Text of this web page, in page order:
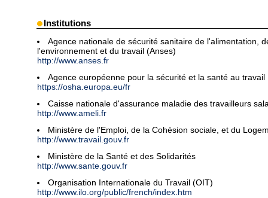
Institutions
Agence nationale de sécurité sanitaire de l'alimentation,
l'environnement et du travail (Anses)
http://www.anses.fr
Agence européenne pour la sécurité et la santé au travail
https://osha.europa.eu/fr
Caisse nationale d'assurance maladie des travailleurs
http://www.ameli.fr
Ministère de l'Emploi, de la Cohésion sociale, et du
http://www.travail.gouv.fr
Ministère de la Santé et des Solidarités
http://www.sante.gouv.fr
Organisation Internationale du Travail (OIT)
http://www.ilo.org/public/french/index.htm